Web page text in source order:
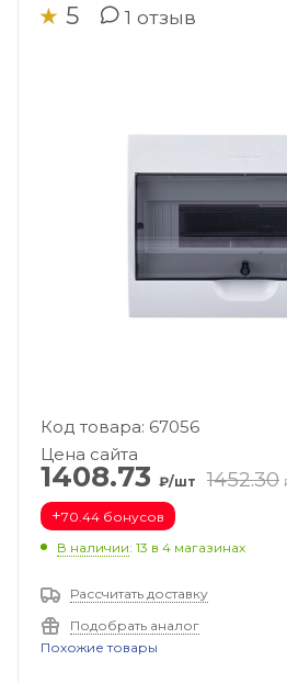
★ 5 1 отзыв
Код товара: 67056
Цена сайта
1408.73 ₽/шт 1452.30
+70.44 бонусов
В наличии: 13 в 4 магазинах
Рассчитать доставку
Подобрать аналог
Похожие товары